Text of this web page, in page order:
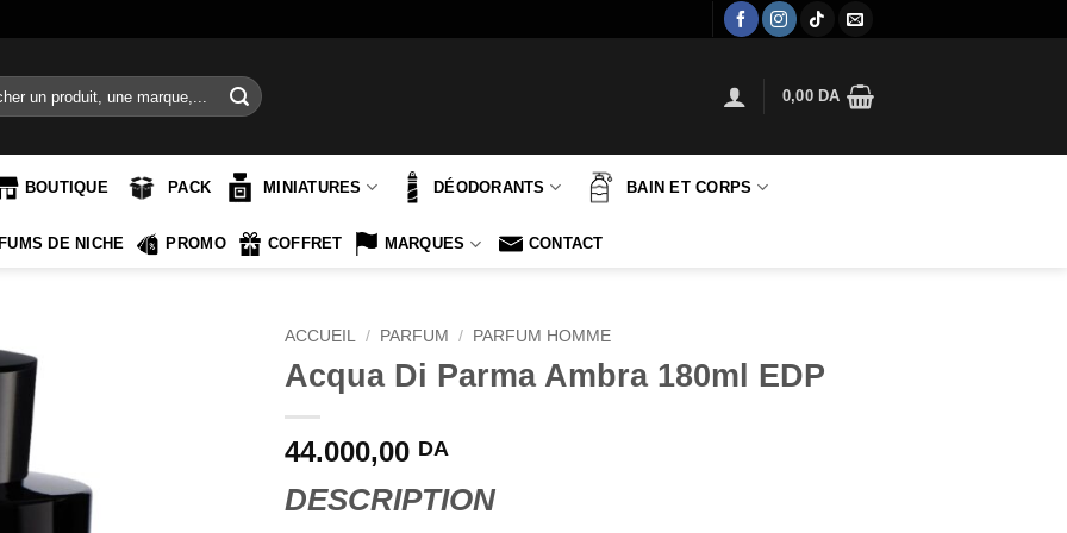
0,00 DA
BOUTIQUE PACK MINIATURES DÉODORANTS BAIN ET CORPS
DE NICHE PROMO COFFRET MARQUES CONTACT
ACCUEIL / PARFUM / PARFUM HOMME
Acqua Di Parma Ambra 180ml EDP
44.000,00 DA
DESCRIPTION